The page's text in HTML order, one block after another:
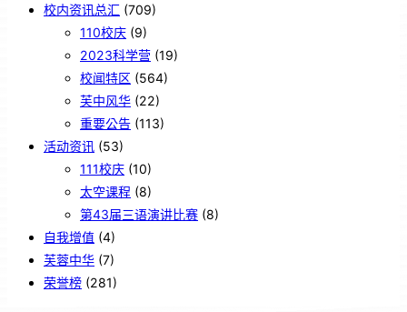
校内资讯总汇 (709)
110校庆 (9)
2023科学营 (19)
校闻特区 (564)
芙中风华 (22)
重要公告 (113)
活动资讯 (53)
111校庆 (10)
太空课程 (8)
第43届三语演讲比赛 (8)
自我增值 (4)
芙蓉中华 (7)
荣誉榜 (281)